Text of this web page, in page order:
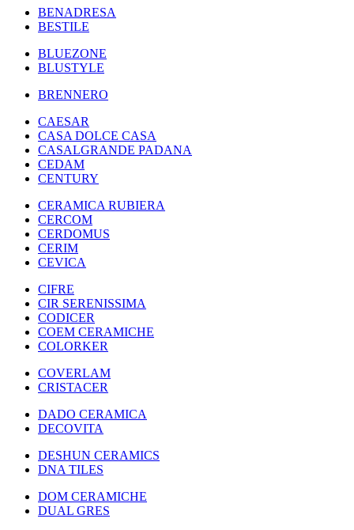
BENADRESA
BESTILE
BLUEZONE
BLUSTYLE
BRENNERO
CAESAR
CASA DOLCE CASA
CASALGRANDE PADANA
CEDAM
CENTURY
CERAMICA RUBIERA
CERCOM
CERDOMUS
CERIM
CEVICA
CIFRE
CIR SERENISSIMA
CODICER
COEM CERAMICHE
COLORKER
COVERLAM
CRISTACER
DADO CERAMICA
DECOVITA
DESHUN CERAMICS
DNA TILES
DOM CERAMICHE
DUAL GRES